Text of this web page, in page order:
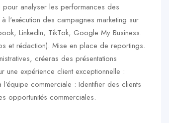
analyser les performances des
l'exécution des campagnes marketing sur
LinkedIn, TikTok, Google My Business.
et rédaction). Mise en place de reportings.
créeras des présentations
expérience client exceptionnelle :
commerciale : Identifier des clients
opportunités commerciales.